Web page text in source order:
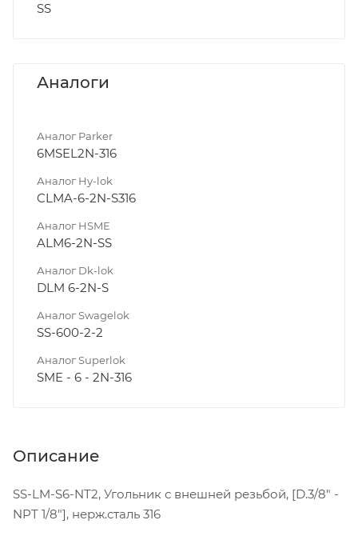
SS
Аналоги
Аналог Parker
6MSEL2N-316
Аналог Hy-lok
CLMA-6-2N-S316
Аналог HSME
ALM6-2N-SS
Аналог Dk-lok
DLM 6-2N-S
Аналог Swagelok
SS-600-2-2
Аналог Superlok
SME - 6 - 2N-316
Описание
SS-LM-S6-NT2, Угольник с внешней резьбой, [D.3/8" -
NPT 1/8"], нерж.сталь 316